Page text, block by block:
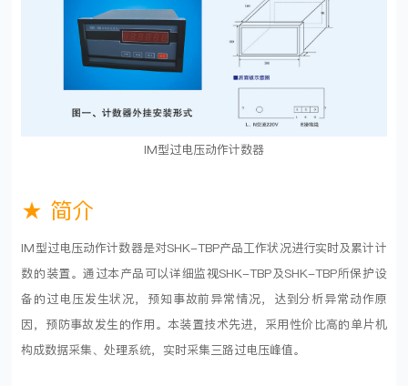
IM型过电压动作计数器
★ 简介
IM型过电压动作计数器是对SHK-TBP产品工作状况进行实时及累计计
数的装置。通过本产品可以详细监视SHK-TBP及SHK-TBP所保护设
备的过电压发生状况，预知事故前异常情况，达到分析异常动作原
因，预防事故发生的作用。本装置技术先进，采用性价比高的单片机
构成数据采集、处理系统，实时采集三路过电压峰值。